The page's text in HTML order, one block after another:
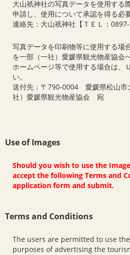
大山祇神社の写真データを使用する
申請し、使用について承認を得る必
連絡先：大山祇神社【ＴＥＬ：0897-
写真データを印刷物等に使用する場
を一部（一社）愛媛県観光物産協会
ホームページ等で使用する場合は、
い。
送付先：〒790-0004 愛媛県松山
社）愛媛県観光物産協会 宛
Use of Images
Should you wish to use the
accept the following Terms and
application form and submit.
Terms and Conditions
The users are permitted to use
purposes of advertising the